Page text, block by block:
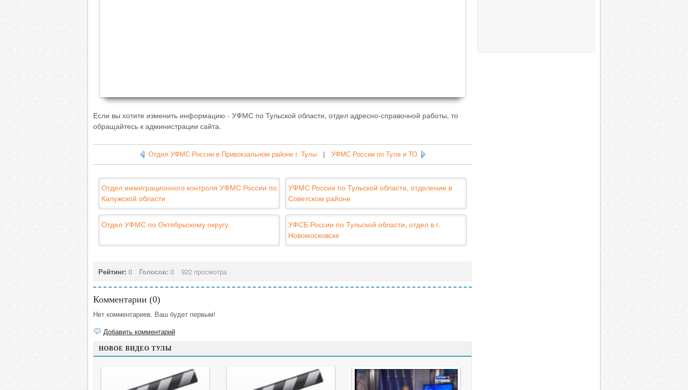
Если вы хотите изменить информацию - УФМС по Тульской области, отдел адресно-справочной работы, то
обращайтесь к администрации сайта.
Отдел УФМС России в Привокзальном районе г. Тулы| УФМС России по Туле и ТО
Отдел иммиграционного контроля УФМС России по
Калужской области
УФМС России по Тульской области, отделение в
Советском районе
Отдел УФМС по Октябрьскому округу
УФСБ России по Тульской области, отдел в г.
Новомосковске
Рейтинг: 0 Голосов: 0 922 просмотра
Комментарии (0)
Нет комментариев. Ваш будет первым!
Добавить комментарий
НОВОЕ ВИДЕО ТУЛЫ